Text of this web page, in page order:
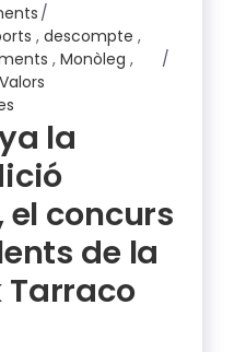
,descompte ,
,Monòleg ,
Valors
la
concurs
de la
Tarraco